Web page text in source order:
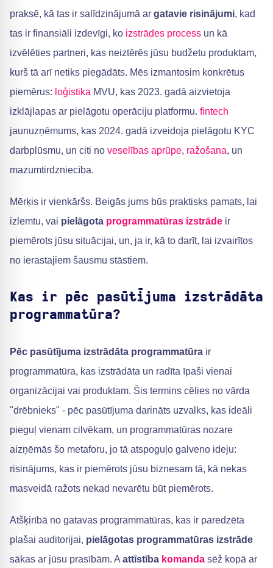
praksē, kā tas ir salīdzinājumā ar gatavie risinājumi, kad
tas ir finansiāli izdevīgi, ko izstrādes process un kā
izvēlēties partneri, kas neiztērēs jūsu budžetu produktam,
kurš tā arī netiks piegādāts. Mēs izmantosim konkrētus
piemērus: loģistika MVU, kas 2023. gadā aizvietoja
izklājlapas ar pielāgotu operāciju platformu. fintech
jaunuzņēmums, kas 2024. gadā izveidoja pielāgotu KYC
darbplūsmu, un citi no veselības aprūpe, ražošana, un
mazumtirdzniecība.
Mērķis ir vienkāršs. Beigās jums būs praktisks pamats, lai
izlemtu, vai pielāgota programmatūras izstrāde ir
piemērots jūsu situācijai, un, ja ir, kā to darīt, lai izvairītos
no ierastajiem šausmu stāstiem.
Kas ir pēc pasūtījuma izstrādāta
programmatūra?
Pēc pasūtījuma izstrādāta programmatūra ir
programmatūra, kas izstrādāta un radīta īpaši vienai
organizācijai vai produktam. Šis termins cēlies no vārda
"drēbnieks" - pēc pasūtījuma darināts uzvalks, kas ideāli
pieguļ vienam cilvēkam, un programmatūras nozare
aizņēmās šo metaforu, jo tā atspoguļo galveno ideju:
risinājums, kas ir piemērots jūsu biznesam tā, kā nekas
masveidā ražots nekad nevarētu būt piemērots.
Atšķirībā no gatavas programmatūras, kas ir paredzēta
plašai auditorijai, pielāgotas programmatūras izstrāde
sākas ar jūsu prasībām. A attīstība komanda sēž kopā ar